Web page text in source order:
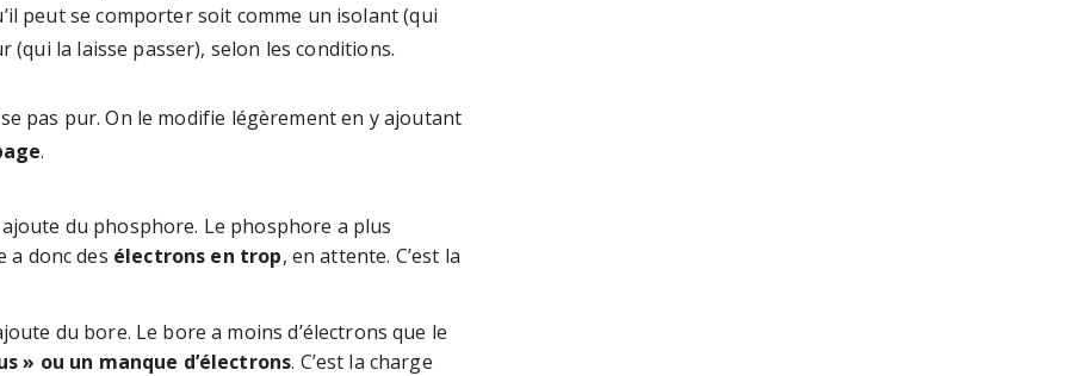
peut se comporter soit comme un isolant (qui
(qui la laisse passer), selon les conditions.
pas pur. On le modifie légèrement en y ajoutant
.
du phosphore. Le phosphore a plus
a donc des électrons en trop, en attente. C’est la
du bore. Le bore a moins d’électrons que le
» ou un manque d’électrons. C’est la charge